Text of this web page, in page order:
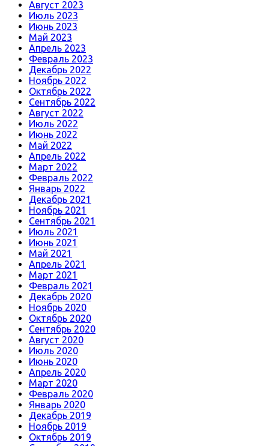
Август 2023
Июль 2023
Июнь 2023
Май 2023
Апрель 2023
Февраль 2023
Декабрь 2022
Ноябрь 2022
Октябрь 2022
Сентябрь 2022
Август 2022
Июль 2022
Июнь 2022
Май 2022
Апрель 2022
Март 2022
Февраль 2022
Январь 2022
Декабрь 2021
Ноябрь 2021
Сентябрь 2021
Июль 2021
Июнь 2021
Май 2021
Апрель 2021
Март 2021
Февраль 2021
Декабрь 2020
Ноябрь 2020
Октябрь 2020
Сентябрь 2020
Август 2020
Июль 2020
Июнь 2020
Апрель 2020
Март 2020
Февраль 2020
Январь 2020
Декабрь 2019
Ноябрь 2019
Октябрь 2019